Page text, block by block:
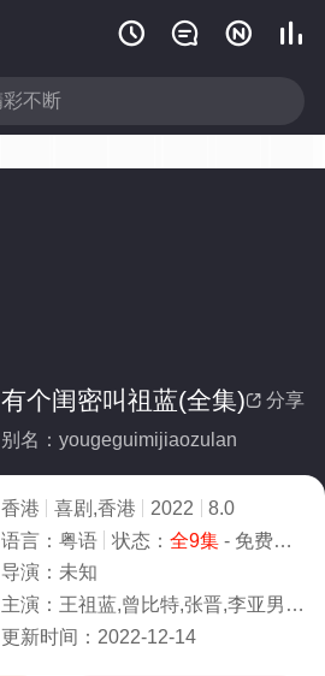
   
 分享
有个闺密叫祖蓝(全集)
别名：yougeguimijiaozulan
香港 喜剧,香港 2022
8.0
语言： 粤语 状态： 全9集- 免费在线观看
导演： 未知
主演： 王祖蓝,曾比特,张晋,李亚男,蔡少芬,Ada,Choi,炎明熹,Gigi,Wang,陈松伶,Adia,
更新时间： 2022-12-14